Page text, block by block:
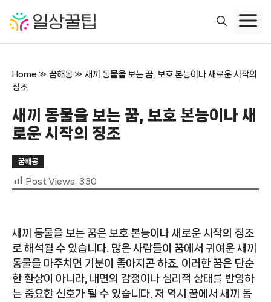
Home » 꿈해몽 » 새끼 동물을 보는 꿈, 보호 본능이나 새로운 시작의
징조
새끼 동물을 보는 꿈, 보호 본능이나 새
로운 시작의 징조
꿈해몽
Post Views: 330
새끼 동물을 보는 꿈은 보호 본능이나 새로운 시작의 징조
로 해석될 수 있습니다. 많은 사람들이 꿈에서 귀여운 새끼
동물을 마주치면 기분이 좋아지곤 하죠. 이러한 꿈은 단순
한 환상이 아니라, 내면의 감정이나 심리적 상태를 반영하
는 중요한 신호가 될 수 있습니다. 저 역시 꿈에서 새끼 동